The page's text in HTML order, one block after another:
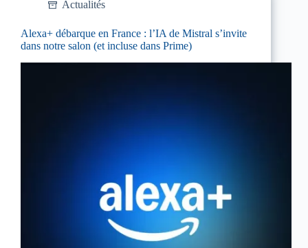
Actualités
Alexa+ débarque en France : l’IA de Mistral s’invite
dans notre salon (et incluse dans Prime)